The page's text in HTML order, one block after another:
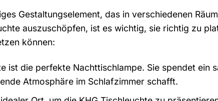
Gestaltungselement, das in verschiedenen
auszuschöpfen, ist es wichtig, sie richtig zu
können:
ist die perfekte Nachttischlampe. Sie spendet ein
Atmosphäre im Schlafzimmer schafft.